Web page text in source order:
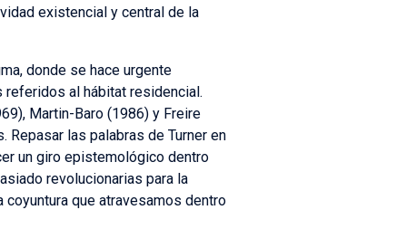
existencial y central de la
donde se hace urgente
al hábitat residencial.
Martin-Baro (1986) y Freire
las palabras de Turner en
un giro epistemológico dentro
revolucionarias para la
que atravesamos dentro